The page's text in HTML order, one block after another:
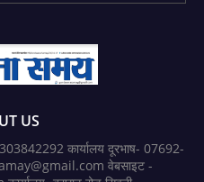
US
कार्यालय दूरभाष- 07692-
वेबसाइट -